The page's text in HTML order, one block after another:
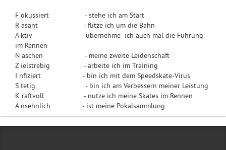
F okussiert - stehe ich am Start
R asant - flitze ich um die Bahn
A ktiv - übernehme ich auch mal die Führung
im Rennen
N aschen - meine zweite Leidenschaft
Z ielstrebig - arbeite ich im Training
I nfiziert - bin ich mit dem Speedskate-Virus
S tetig - bin ich am Verbessern meiner Leistung
K raftvoll - nutze ich meine Skates im Rennen
A nsehnlich - ist meine Pokalsammlung